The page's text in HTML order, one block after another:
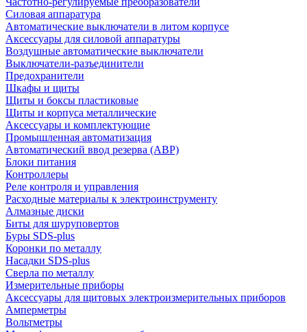
Силовая аппаратура
Автоматические выключатели в литом корпусе
Аксессуары для силовой аппаратуры
Воздушные автоматические выключатели
Выключатели-разъединители
Предохранители
Шкафы и щиты
Щиты и боксы пластиковые
Щиты и корпуса металлические
Аксессуары и комплектующие
Промышленная автоматизация
Автоматический ввод резерва (АВР)
Блоки питания
Контроллеры
Реле контроля и управления
Расходные материалы к электроинструменту
Алмазные диски
Биты для шуруповертов
Буры SDS-plus
Коронки по металлу
Насадки SDS-plus
Сверла по металлу
Измерительные приборы
Аксессуары для щитовых электроизмерительных приборов
Амперметры
Вольтметры